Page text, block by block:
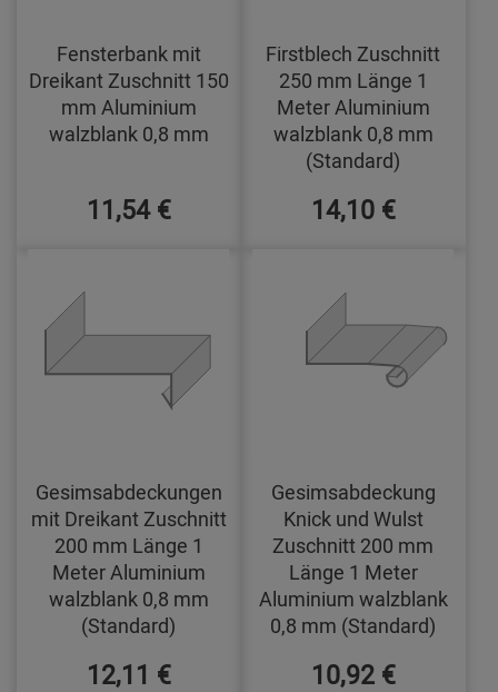
Fensterbank mit
Dreikant Zuschnitt 150
mm Aluminium
walzblank 0,8 mm
11,54 €
Firstblech Zuschnitt
250 mm Länge 1
Meter Aluminium
walzblank 0,8 mm
(Standard)
14,10 €
Gesimsabdeckungen
mit Dreikant Zuschnitt
200 mm Länge 1
Meter Aluminium
walzblank 0,8 mm
(Standard)
12,11 €
Gesimsabdeckung
Knick und Wulst
Zuschnitt 200 mm
Länge 1 Meter
Aluminium walzblank
0,8 mm (Standard)
10,92 €